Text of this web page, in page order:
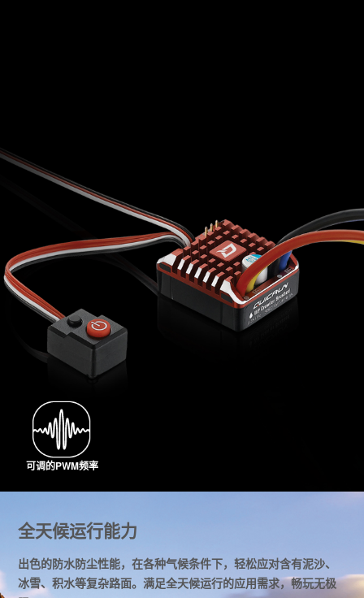
可调的PWM频率
全天候运行能力
出色的防水防尘性能，在各种气候条件下，轻松应对含有泥沙、
冰雪、积水等复杂路面。满足全天候运行的应用需求，畅玩无极